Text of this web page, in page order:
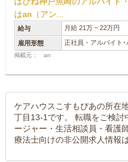
はan（アン...
給与 月給 21万 ~ 22万円
雇用形態 正社員・アルバイト･
掲載元： an
ケアハウスこすもぴあの所在
丁目13-1です。 転職をご検討
ージャー・生活相談員・看護
療法士向けの非公開求人情報